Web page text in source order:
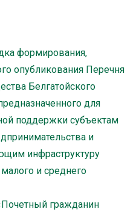
формирования,
опубликования Перечня
Белгатойского
для
поддержки субъектам
и
инфраструктуру
и среднего
гражданин